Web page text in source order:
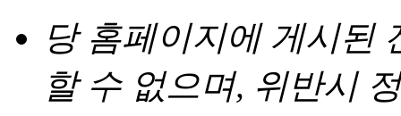
당 홈페이지에 게시된
할 수 없으며, 위반시